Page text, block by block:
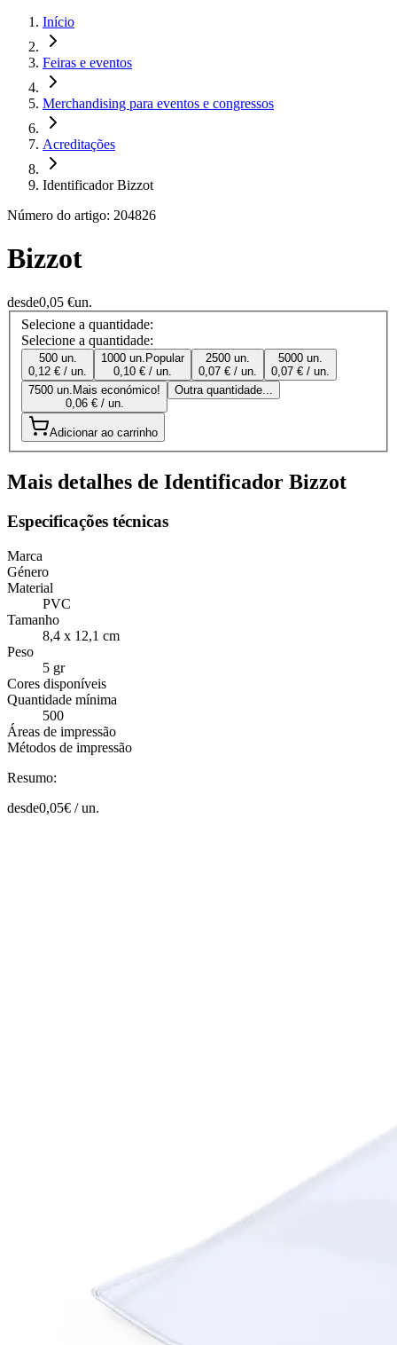
Início
Feiras e eventos
Merchandising para eventos e congressos
Acreditações
Identificador Bizzot
Número do artigo: 204826
Bizzot
desde0,05 €un.
Selecione a quantidade:
Selecione a quantidade:
500 un.
0,12 € / un.
1000 un. Popular
0,10 € / un.
2500 un.
0,07 € / un.
5000 un.
0,07 € / un.
7500 un. Mais económico!
0,06 € / un.
Outra quantidade...
Adicionar ao carrinho
Mais detalhes de Identificador Bizzot
Especificações técnicas
Marca
Género
Material
PVC
Tamanho
8,4 x 12,1 cm
Peso
5 gr
Cores disponíveis
Quantidade mínima
500
Áreas de impressão
Métodos de impressão
Resumo:
desde0,05€ /un.